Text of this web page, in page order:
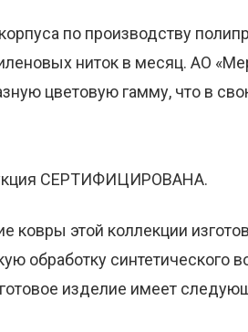
по производству
ниток в месяц. АО
цветовую гамму, что в
СЕРТИФИЦИРОВАНА.
ковры этой коллекции
обработку синтетического
изделие имеет